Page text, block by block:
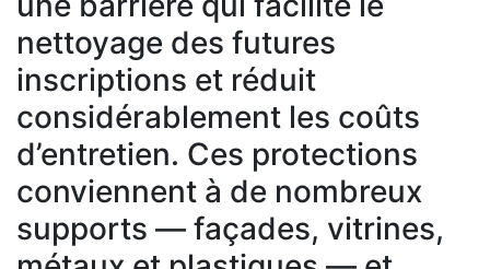
nettoyage des futures
inscriptions et réduit
considérablement les coûts
d’entretien. Ces protections
conviennent à de nombreux
supports — façades, vitrines,